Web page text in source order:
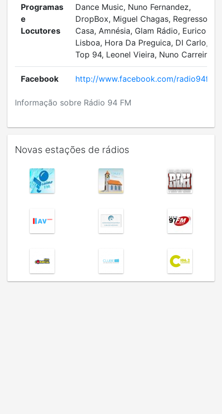
Informação sobre Rádio 94 FM
Programas
e
Locutores
Dance Music, Nuno Fernandez,
DropBox, Miguel Chagas, Regresso a
Casa, Amnésia, Glam Rádio, Eurico
Lisboa, Hora Da Preguica, DI Carlo,
Top 94, Leonel Vieira, Nuno Carreira.
Facebook http://www.facebook.com/radio94fm
Novas estações de rádios